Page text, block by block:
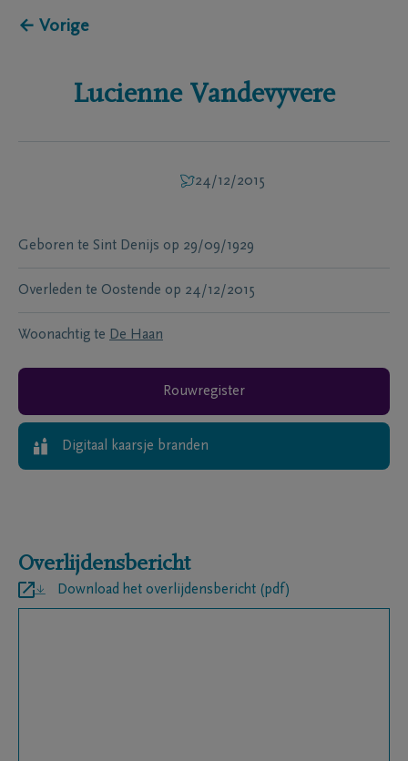
← Vorige
Lucienne Vandevyvere
24/12/2015
Geboren te Sint Denijs op 29/09/1929
Overleden te Oostende op 24/12/2015
Woonachtig te De Haan
Rouwregister
Digitaal kaarsje branden
Overlijdensbericht
Download het overlijdensbericht (pdf)